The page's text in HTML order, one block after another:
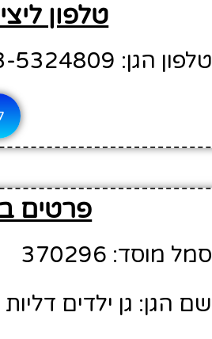
טלפון
טלפון הגן: 03-5324809
פרטים
סמל מוסד: 370296
שם הגן: גן ילדים דליות